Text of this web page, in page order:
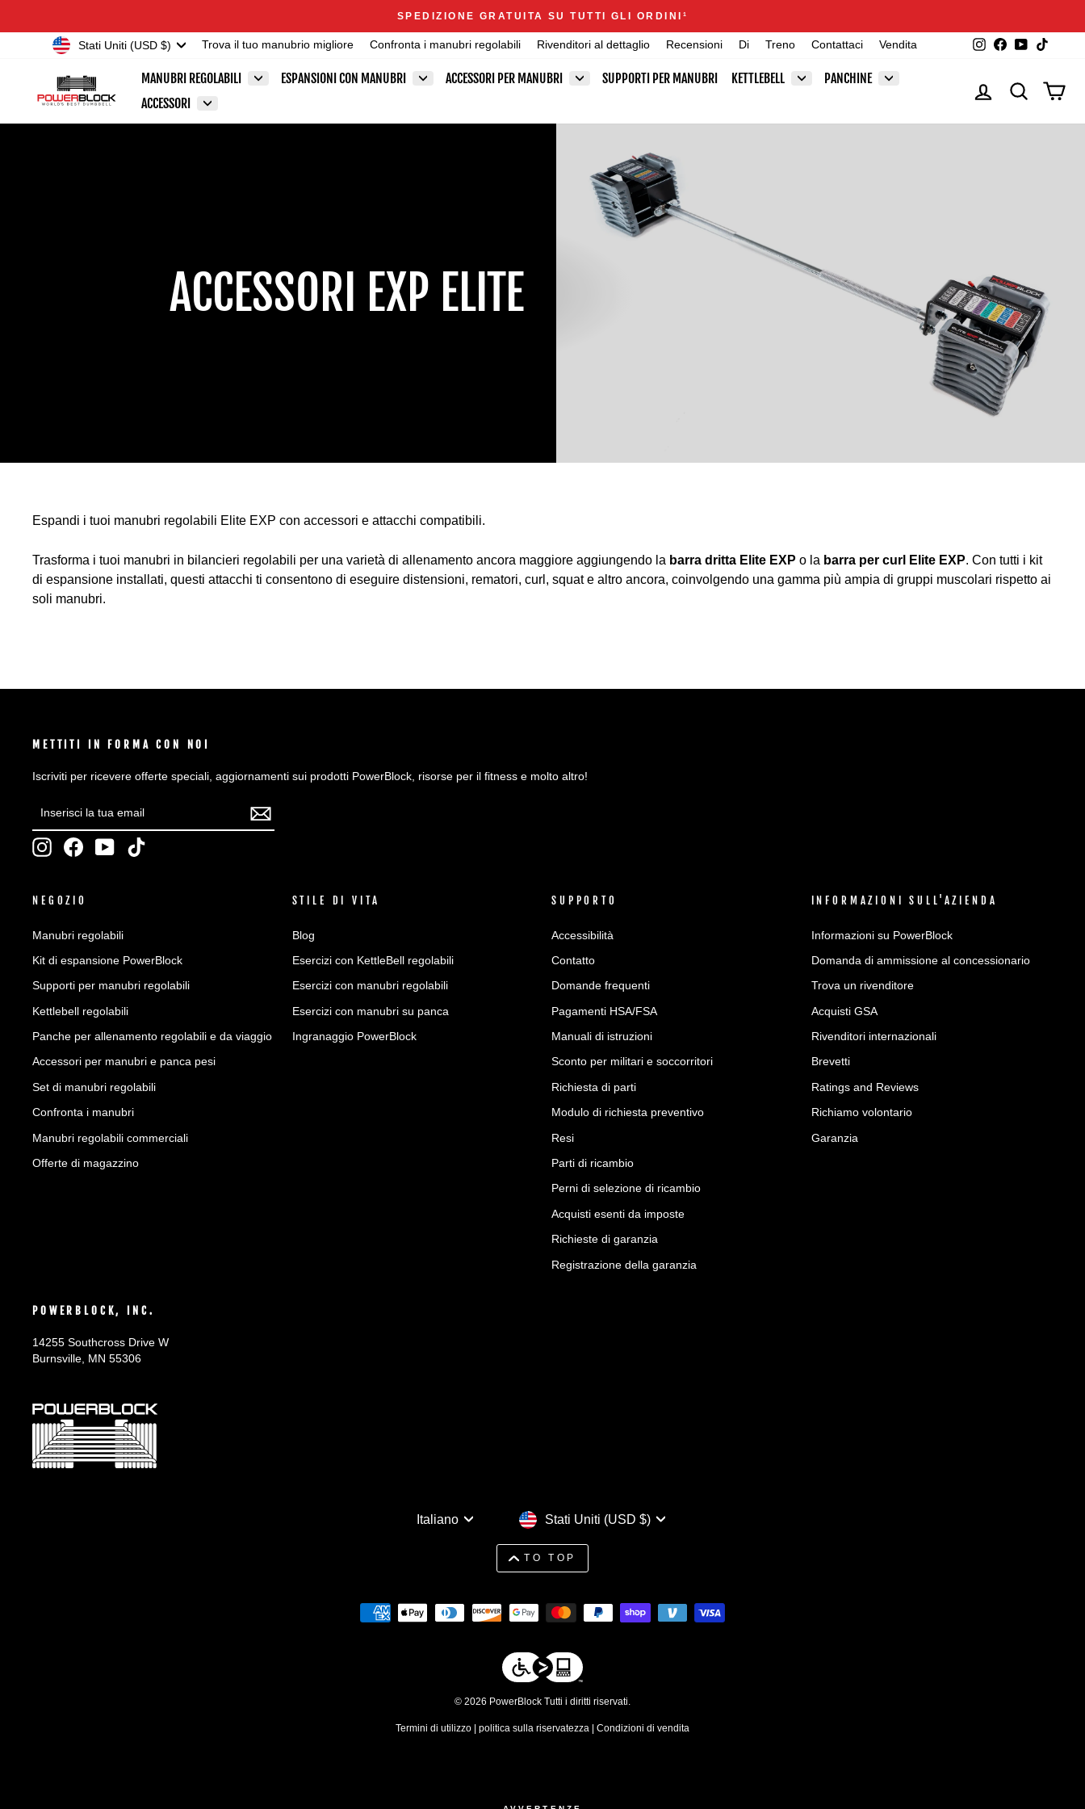
Metti
pausa
Announcements
SPEDIZIONE GRATUITA SU TUTTI GLI ORDINI 1
Valuta Stati Uniti (USD $) Trova il tuo manubrio migliore Confronta i manubri regolabili Rivenditori al dettaglio Recensioni Di Treno Contattaci Vendita Instagram
Facebook
YouTube
MANUBRI REGOLABILI ESPANSIONI CON MANUBRI ACCESSORI PER MANUBRI SUPPORTI PER MANUBRI KETTLEBELL
PANCHINE
ACCESSORI
ACCEDI CERCA
ACCESSORI EXP ELITE
Espandi i tuoi manubri regolabili Elite EXP con accessori e attacchi compatibili.
Trasforma i tuoi manubri in bilancieri regolabili per una varietà di allenamento ancora maggiore aggiungendo la barra dritta Elite EXP o la barra per curl Elite EXP. Con tutti i kit
di espansione installati, questi attacchi ti consentono di eseguire distensioni, rematori, curl, squat e altro ancora, coinvolgendo una gamma più ampia di gruppi muscolari rispetto ai
soli manubri.
METTITI IN FORMA CON NOI
Iscriviti per ricevere offerte speciali, aggiornamenti sui prodotti PowerBlock, risorse per il fitness e molto altro!
LA
TUA
EMAIL
InstagramFacebookYouTube
NEGOZIO
Manubri regolabili
Kit di espansione PowerBlock
Supporti per manubri regolabili
Kettlebell regolabili
Panche per allenamento regolabili e da viaggio
Accessori per manubri e panca pesi
Set di manubri regolabili
Confronta i manubri
Manubri regolabili commerciali
Offerte di magazzino
STILE DI VITA
Blog
Esercizi con KettleBell regolabili
Esercizi con manubri regolabili
Esercizi con manubri su panca
Ingranaggio PowerBlock
SUPPORTO
Accessibilità
Contatto
Domande frequenti
Pagamenti HSA/FSA
Manuali di istruzioni
Sconto per militari e soccorritori
Richiesta di parti
Modulo di richiesta preventivo
Resi
Parti di ricambio
Perni di selezione di ricambio
Acquisti esenti da imposte
Richieste di garanzia
Registrazione della garanzia
INFORMAZIONI SULL'AZIENDA
Informazioni su PowerBlock
Domanda di ammissione al concessionario
Trova un rivenditore
Acquisti GSA
Rivenditori internazionali
Brevetti
Ratings and Reviews
Richiamo volontario
Garanzia
POWERBLOCK, INC.
14255 Southcross Drive W
Burnsville, MN 55306
Lingua
Italiano ValutaStati Uniti (USD $)
TO TOP
© 2026 PowerBlock Tutti i diritti riservati.
Termini di utilizzo | politica sulla riservatezza | Condizioni di vendita